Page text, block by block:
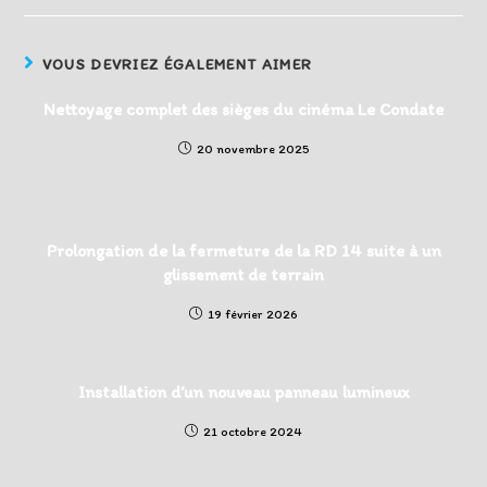
VOUS DEVRIEZ ÉGALEMENT AIMER
Nettoyage complet des sièges du cinéma Le Condate
20 novembre 2025
Prolongation de la fermeture de la RD 14 suite à un
glissement de terrain
19 février 2026
Installation d’un nouveau panneau lumineux
21 octobre 2024